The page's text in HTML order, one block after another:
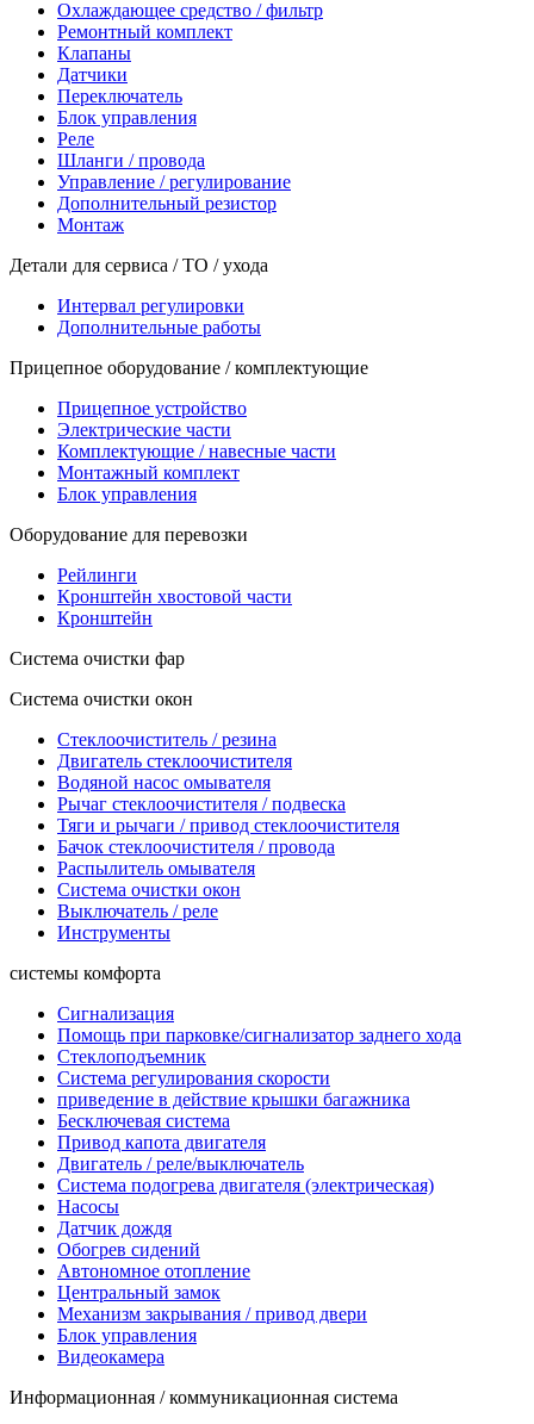
Охлаждающее средство / фильтр
Ремонтный комплект
Клапаны
Датчики
Переключатель
Блок управления
Реле
Шланги / провода
Управление / регулирование
Дополнительный резистор
Монтаж
Детали для сервиса / ТО / ухода
Интервал регулировки
Дополнительные работы
Прицепное оборудование / комплектующие
Прицепное устройство
Электрические части
Комплектующие / навесные части
Монтажный комплект
Блок управления
Оборудование для перевозки
Рейлинги
Кронштейн хвостовой части
Кронштейн
Система очистки фар
Система очистки окон
Стеклоочиститель / резина
Двигатель стеклоочистителя
Водяной насос омывателя
Рычаг стеклоочистителя / подвеска
Тяги и рычаги / привод стеклоочистителя
Бачок стеклоочистителя / провода
Распылитель омывателя
Система очистки окон
Выключатель / реле
Инструменты
системы комфорта
Сигнализация
Помощь при парковке/сигнализатор заднего хода
Стеклоподъемник
Система регулирования скорости
приведение в действие крышки багажника
Бесключевая система
Привод капота двигателя
Двигатель / реле/выключатель
Система подогрева двигателя (электрическая)
Насосы
Датчик дождя
Обогрев сидений
Автономное отопление
Центральный замок
Механизм закрывания / привод двери
Блок управления
Видеокамера
Информационная / коммуникационная система